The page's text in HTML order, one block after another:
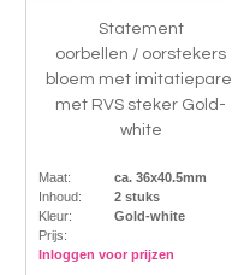
Statement
oorbellen / oorstekers
bloem met imitatieparel
met RVS steker Gold-
white
Maat:
ca. 36x40.5mm
Inhoud:
2 stuks
Kleur:
Gold-white
Prijs:
Inloggen voor prijzen